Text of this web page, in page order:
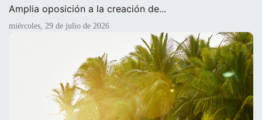
Amplia oposición a la creación de...
miércoles, 29 de julio de 2026